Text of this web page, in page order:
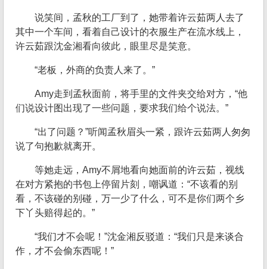
说笑间，孟秋的工厂到了，她带着许云茹两人去了
其中一个车间，看着自己设计的衣服生产在流水线上，
许云茹跟沈金湘看向彼此，眼里尽是笑意。
“老板，外商的负责人来了。”
Amy走到孟秋面前，将手里的文件夹交给对方，“他
们说设计图出现了一些问题，要求我们给个说法。”
“出了问题？”听闻孟秋眉头一紧，跟许云茹两人匆匆
说了句抱歉就离开。
等她走远，Amy不屑地看向她面前的许云茹，视线
在对方紧抱的书包上停留片刻，嘲讽道：“不该看的别
看，不该碰的别碰，万一少了什么，可不是你们两个乡
下丫头赔得起的。”
“我们才不会呢！”沈金湘反驳道：“我们只是来谈合
作，才不会偷东西呢！”